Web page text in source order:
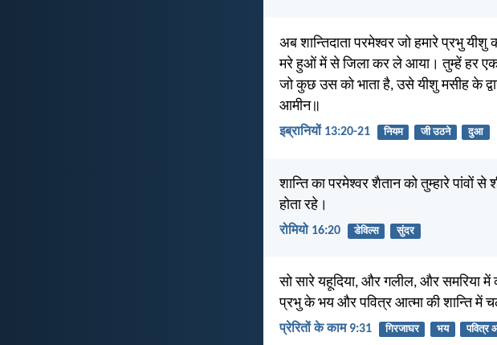
अब शान्तिदाता परमेश्वर जो हमारे प्रभु
मरे हुओं में से जिला कर ले आया। तुम्हें हर एक
जो कुछ उस को भाता है, उसे यीशु मसीह के
आमीन॥
इब्रानियों 13:20-21 नियम जी उठने दुआ
शान्ति का परमेश्वर शैतान को तुम्हारे पांवों
होता रहे।
रोमियो 16:20 डेविल्स सुंदर
सो सारे यहूदिया, और गलील, और समरिया
प्रभु के भय और पवित्र आत्मा की शान्ति में
प्रेरितों के काम 9:31 गिरजाघर भय पवित्र